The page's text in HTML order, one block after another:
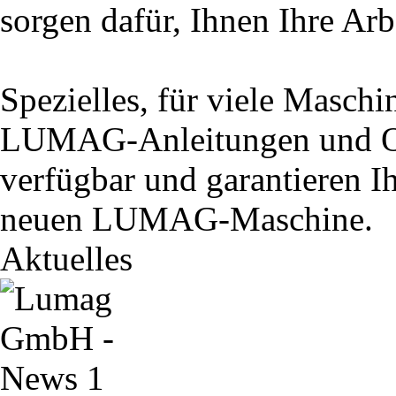
sorgen dafür, Ihnen Ihre
Spezielles, für viele
LUMAG-Anleitungen und
verfügbar und garantieren
neuen LUMAG-Maschine.
Aktuelles